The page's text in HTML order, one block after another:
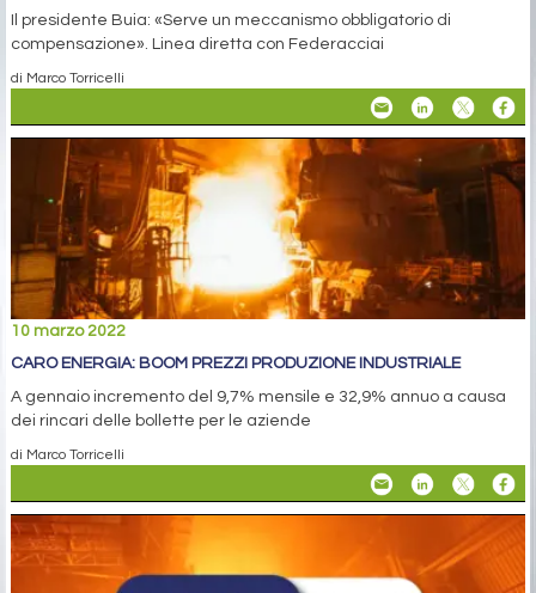
Il presidente Buia: «Serve un meccanismo obbligatorio di
compensazione». Linea diretta con Federacciai
di Marco Torricelli
10 marzo 2022
CARO ENERGIA: BOOM PREZZI PRODUZIONE INDUSTRIALE
A gennaio incremento del 9,7% mensile e 32,9% annuo a causa
dei rincari delle bollette per le aziende
di Marco Torricelli